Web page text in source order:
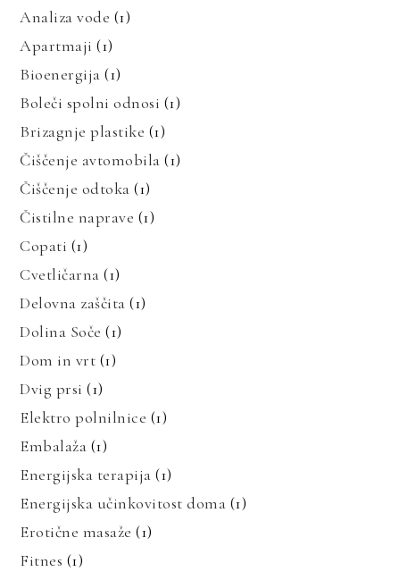
Analiza vode (1)
Apartmaji (1)
Bioenergija (1)
Boleči spolni odnosi (1)
Brizagnje plastike (1)
Čiščenje avtomobila (1)
Čiščenje odtoka (1)
Čistilne naprave (1)
Copati (1)
Cvetličarna (1)
Delovna zaščita (1)
Dolina Soče (1)
Dom in vrt (1)
Dvig prsi (1)
Elektro polnilnice (1)
Embalaža (1)
Energijska terapija (1)
Energijska učinkovitost doma (1)
Erotične masaže (1)
Fitnes (1)